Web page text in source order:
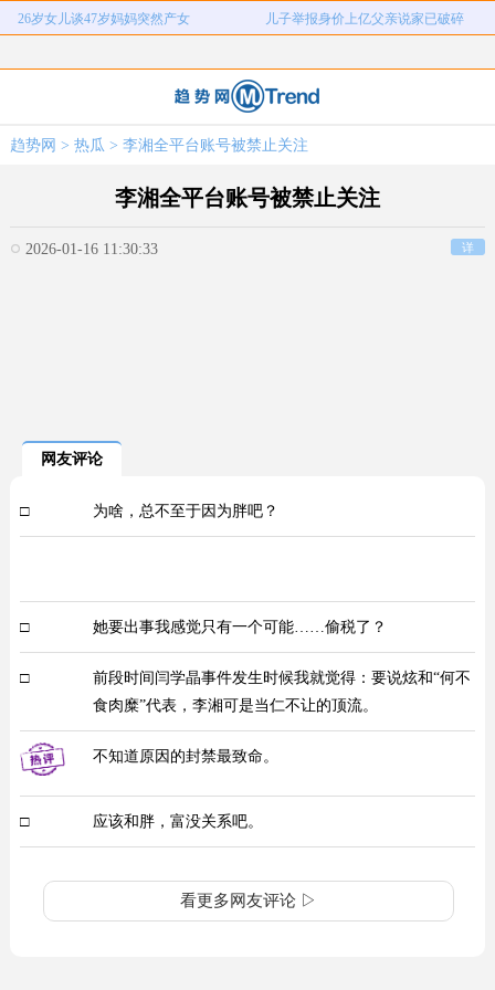
26岁女儿谈47岁妈妈突然产女 儿子举报身价上亿父亲说家已破碎
富婆带资进组给自己硬加60多场吻戏 名创优品一次性内裤颜面尽失
弊犯罪 元
女子开一天一夜空调后二氧化碳中毒 国企拖欠3700万致市政工程停工
26岁女儿谈47岁妈妈突然产女 儿子举报身价上亿父亲说家已破碎
趋势网 > 热瓜 > 李湘全平台账号被禁止关注
李湘全平台账号被禁止关注
2026-01-16 11:30:33 详
网友评论
□ 为啥，总不至于因为胖吧？
□ 她要出事我感觉只有一个可能……偷税了？
□
前段时间闫学晶事件发生时候我就觉得：要说炫和“何不
食肉糜”代表，李湘可是当仁不让的顶流。
不知道原因的封禁最致命。
□ 应该和胖，富没关系吧。
看更多网友评论 ▷